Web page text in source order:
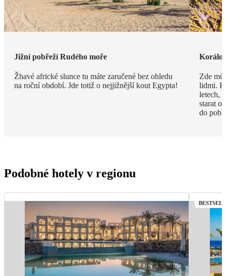
Jižní pobřeží Rudého moře
Žhavé africké slunce tu máte zaručené bez ohledu
na roční období. Jde totiž o nejjižnější kout Egypta!
Zde
lidmi. K
letech,
starat o
do
Podobné hotely v regionu